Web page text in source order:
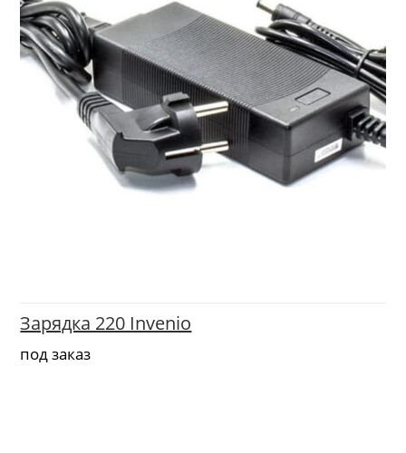
Зарядка 220 Invenio
под заказ